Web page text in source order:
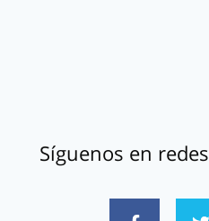
Síguenos en redes